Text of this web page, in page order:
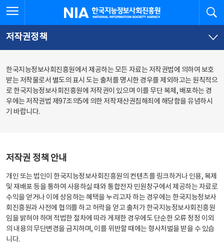
문
로
가
체
뉴
바
가
한국지능정보사회진흥원
저작권정책
한국지능정보사회진흥원에서 제공하는 모든 자료는 저작권법에 의하여 보호
받는 저작물로서 별도의 표시 도는 출처를 명시한 경우를 제외하고는 원칙적으
로 한국지능정보사회진흥원에 저작권이 있으며 이를 무단 복제, 배포하는 경
우에는 저작권법 제97조의5에 의한 저작재산권침해죄에 해당함을 유념하시
기 바랍니다.
저작권 정책 안내
개인 또는 법인이 한국지능정보사회진흥원의 컨텐츠를 링크하거나 인용, 복제
및 재배포 등을 통하여 사용하실 때와 통합전자 민원창구에서 제공하는 자료로
수익을 얻거나 이에 상응하는 혜택을 누리고자 하는 경우에는 한국지능정보사
회진흥원과 사전에 협의를 하고 허락을 얻고 출처가 한국지능정보사회진흥원
임을 밝혀야 하며 적법한 절차에 따라 게재한 경우에도 단순한 오류 정정 이외
의 내용의 무단변경을 금지하며, 이를 위반할 때에는 형사처벌을 받을 수 있습
니다.